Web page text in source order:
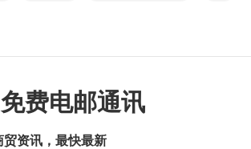
零碳约章
费电邮通讯
贸资讯，最快最新